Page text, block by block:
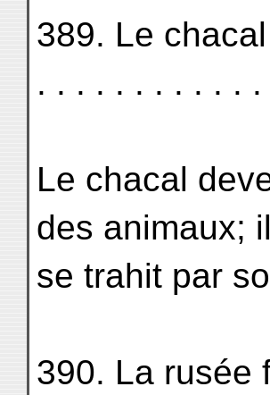
389. Le
. . . . . . . . . . .
Le chacal
des animaux; il
se trahit par
390. La rusée